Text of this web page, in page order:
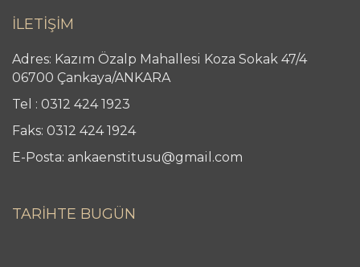
İLETİŞİM
Adres: Kazım Özalp Mahallesi Koza Sokak 47/4
06700 Çankaya/ANKARA
Tel : 0312 424 1923
Faks: 0312 424 1924
E-Posta: ankaenstitusu@gmail.com
TARİHTE BUGÜN